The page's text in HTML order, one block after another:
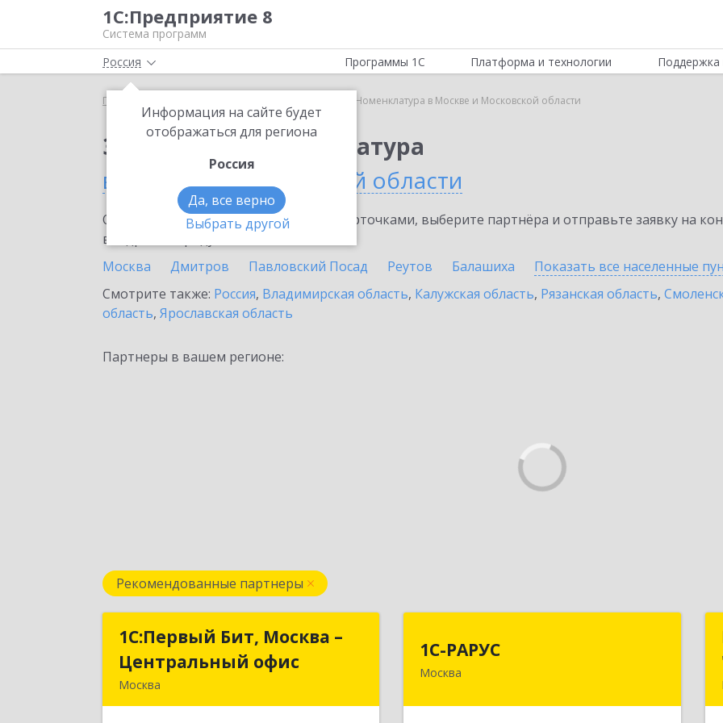
1С:Предприятие 8
Система программ
Россия
Информация на сайте будет
отображаться для региона
Россия
Да, все верно
Выбрать другой
Программы 1С Платформа и технологии Поддержка
Главная 1С:Номенклатура в Москве и Московской области
Заказать 1С:Номенклатура
в Москве и Московской области
Ознакомьтесь с информационными карточками, выберите партнёра и отправьте заявку на
внедрение продукта.
Москва
Дмитров Павловский Посад Реутов Балашиха Показать все населенные
Смотрите также: Россия, Владимирская область, Калужская область, Рязанская область,
область, Ярославская область
Партнеры в вашем регионе:
Рекомендованные партнеры
1С:Первый Бит, Москва –
Центральный офис
Москва
1С:Первый Бит, Москва –
Центральный офис
1С-РАРУС
Москва127434, Москва г, Дмитровское ш,